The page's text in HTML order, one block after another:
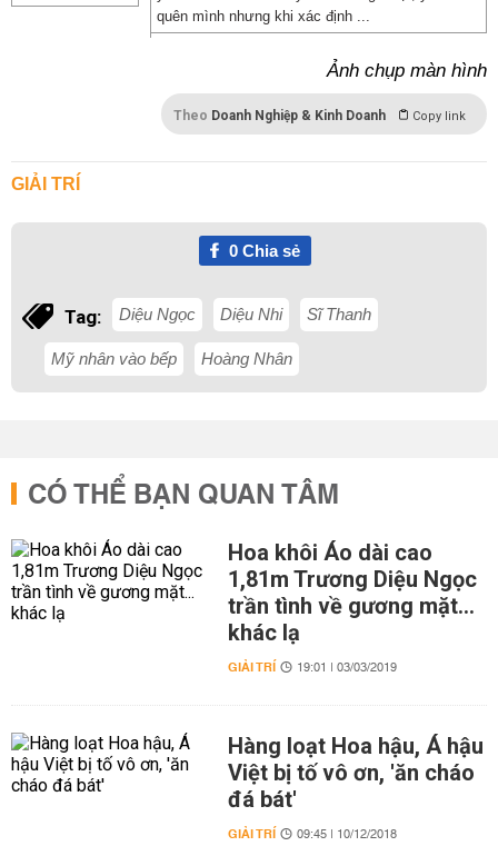
quên mình nhưng khi xác định ...
Ảnh chụp màn hình
Theo Doanh Nghiệp & Kinh Doanh Copy link
GIẢI TRÍ
0Chia sẻ
Tag: Diệu Ngọc Diệu Nhi Sĩ Thanh
Mỹ nhân vào bếp Hoàng Nhân
CÓ THỂ BẠN QUAN TÂM
Hoa khôi Áo dài cao
1,81m Trương Diệu Ngọc
trần tình về gương mặt...
khác lạ
GIẢI TRÍ 19:01 | 03/03/2019
Hàng loạt Hoa hậu, Á hậu
Việt bị tố vô ơn, 'ăn cháo
đá bát'
GIẢI TRÍ 09:45 | 10/12/2018